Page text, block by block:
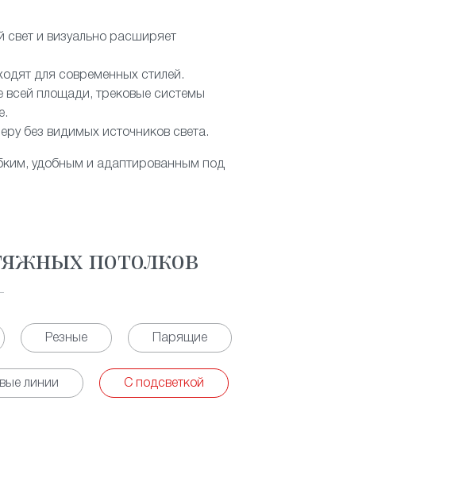
свет и визуально расширяет
для современных стилей.
всей площади, трековые системы
без видимых источников света.
удобным и адаптированным под
потолков
Резные Парящие
линии С подсветкой